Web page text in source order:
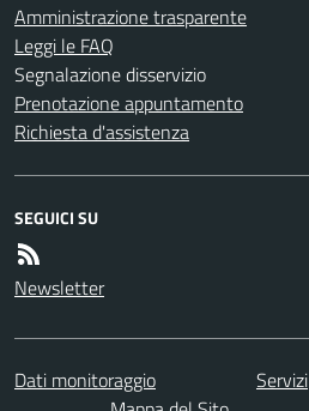
Amministrazione trasparente
Leggi le FAQ
Segnalazione disservizio
Prenotazione appuntamento
Richiesta d'assistenza
SEGUICI SU
Newsletter
Dati monitoraggio Servizi